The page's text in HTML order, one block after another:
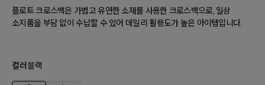
플로트 크로스백은 가볍고 유연한 소재를 사용한 크로스백으로, 일상
소지품을 부담 없이 수납할 수 있어 데일리 활용도가 높은 아이템입니다.
컬러블랙